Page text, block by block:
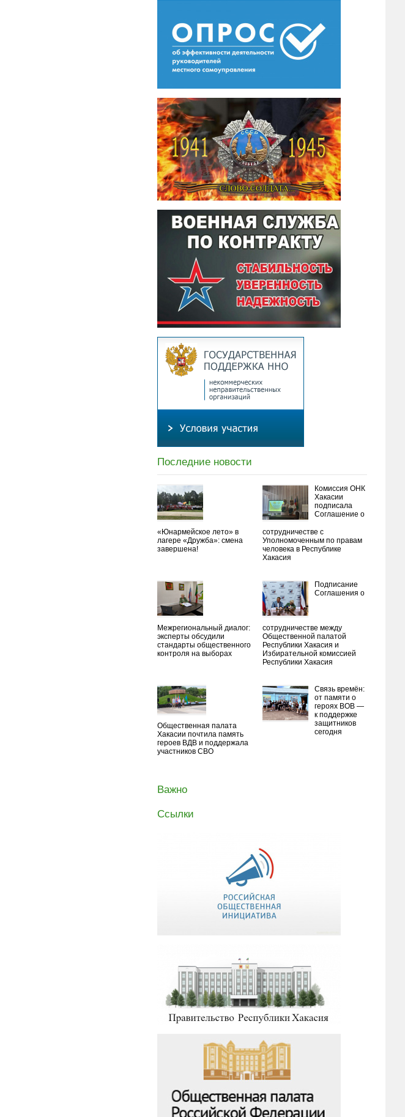
Последние новости
«Юнармейское лето» в
лагере «Дружба»: смена
завершена!
Комиссия ОНК
Хакасии
подписала
Соглашение о
сотрудничестве с
Уполномоченным по правам
человека в Республике
Хакасия
Межрегиональный диалог:
эксперты обсудили
стандарты общественного
контроля на выборах
Подписание
Соглашения о
сотрудничестве между
Общественной палатой
Республики Хакасия и
Избирательной комиссией
Республики Хакасия
Общественная палата
Хакасии почтила память
героев ВДВ и поддержала
участников СВО
Связь времён:
от памяти о
героях ВОВ —
к поддержке
защитников
сегодня
Важно
Ссылки